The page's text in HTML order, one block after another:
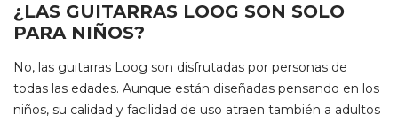
¿LAS GUITARRAS LOOG SON SOLO
PARA NIÑOS?
No, las guitarras Loog son disfrutadas por personas de
todas las edades. Aunque están diseñadas pensando en los
niños, su calidad y facilidad de uso atraen también a adultos